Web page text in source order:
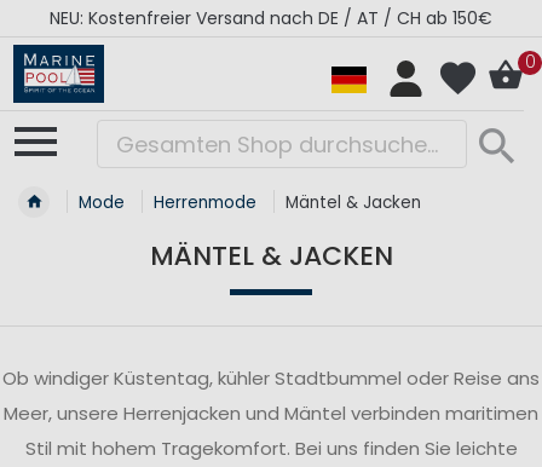
RÉGATES ROYALES Kollektion - Super Sale
0
Mode Herrenmode Mäntel & Jacken
MÄNTEL & JACKEN
Ob windiger Küstentag, kühler Stadtbummel oder Reise ans
Meer, unsere Herrenjacken und Mäntel verbinden maritimen
Stil mit hohem Tragekomfort. Bei uns finden Sie leichte